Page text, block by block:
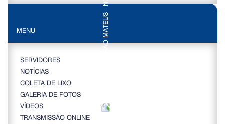
MENU
SERVIDORES
NOTÍCIAS
COLETA DE LIXO
GALERIA DE FOTOS
VÍDEOS
TRANSMISSÃO ONLINE